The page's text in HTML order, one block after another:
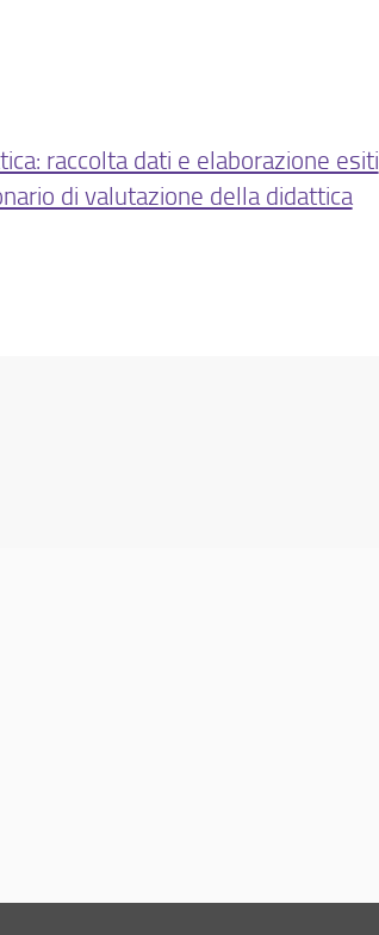
raccolta dati e elaborazione esiti
di valutazione della didattica